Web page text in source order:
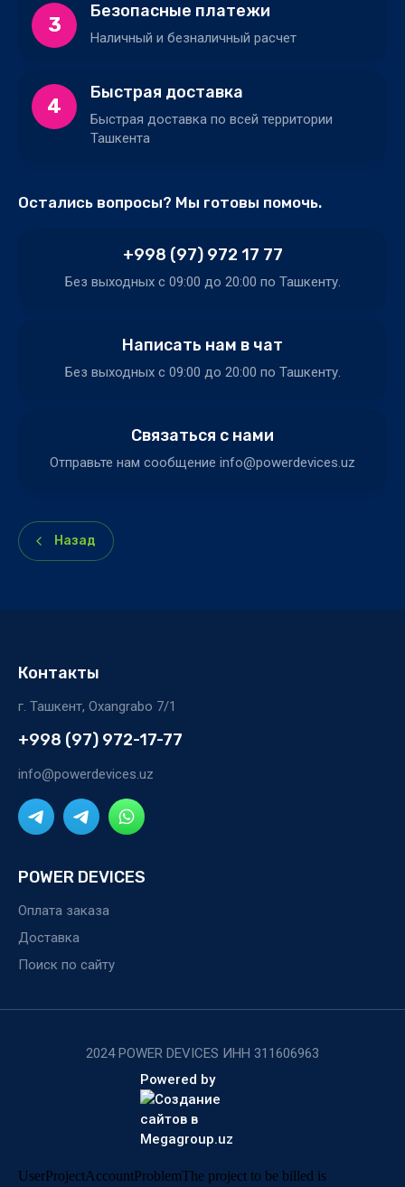
3
Безопасные платежи
Наличный и безналичный расчет
4
Быстрая доставка
Быстрая доставка по всей территории
Ташкента
Остались вопросы? Мы готовы помочь.
+998 (97) 972 17 77
Без выходных c 09:00 до 20:00 по Ташкенту.
Написать нам в чат
Без выходных c 09:00 до 20:00 по Ташкенту.
Связаться с нами
Отправьте нам сообщение info@powerdevices.uz
Назад
Контакты
г. Ташкент, Oxangrabo 7/1
+998 (97) 972-17-77
info@powerdevices.uz
POWER DEVICES
Оплата заказа
Доставка
Поиск по сайту
2024 POWER DEVICES ИНН 311606963
Powered by